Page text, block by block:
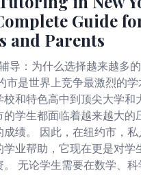
Guide
and Parents
导：为什么选择越来越多
市是世界上竞争最激烈的学
校和特色高中到顶尖大学和
的学生都面临着越来越大的
成绩。 因此，在纽约市，私
学业帮助，它现在更是对学
。 无论学生需要在数学、科